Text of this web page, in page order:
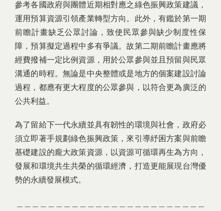
參考各國政府與團體近期相對應之綠色振興政策建議，
運用預算資源引領產業轉型方向。此外，有鑑於第一期
前瞻計畫缺乏公眾討論，致使民眾參與缺少制度性保
障，預算擬定過程中多有爭議。故第二期前瞻計畫應將
經費撥補一定比例資源，用於公眾參與並且預留與民眾
溝通的時程。無論是中央整體或是地方的個案建設討論
過程，都應有更大程度的公眾參與，以符合更為廣泛的
公共利益。
為了留給下一代永續並具有韌性的環境與社會，政府必
須立即著手規劃綠色振興政策，來引導紓困方案與前瞻
基礎建設的龐大政策資源，以資源可循環再生為方向，
發展和環境共生共榮的循環經濟，打造更能展現台灣優
勢的永續發展模式。